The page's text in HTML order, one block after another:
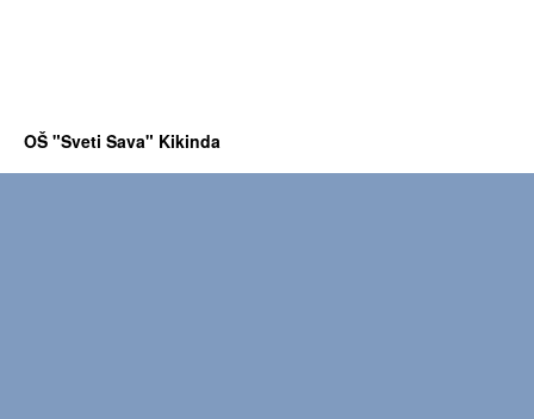
OŠ "Sveti Sava" Kikinda